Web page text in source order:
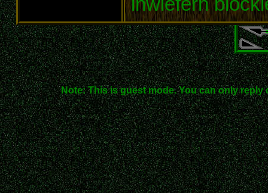
Note: This is guest mode. You can only